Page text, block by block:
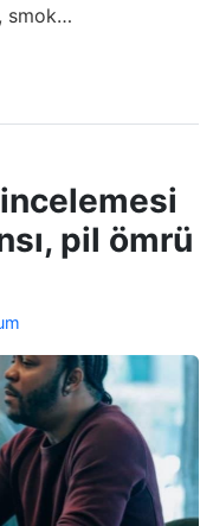
smok…
pil ömrü